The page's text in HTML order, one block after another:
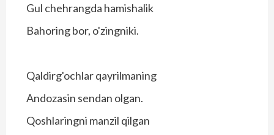
Gul chehrangda hamishalik
Bahoring bor, o'zingniki.
Qaldirg'ochlar qayrilmaning
Andozasin sendan olgan.
Qoshlaringni manzil qilgan